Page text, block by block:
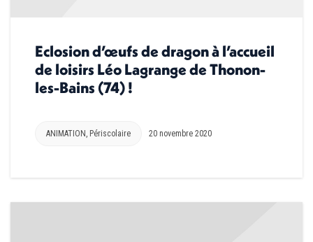
Eclosion d’œufs de dragon à l’accueil
de loisirs Léo Lagrange de Thonon-
les-Bains (74) !
ANIMATION , Périscolaire 20 novembre 2020